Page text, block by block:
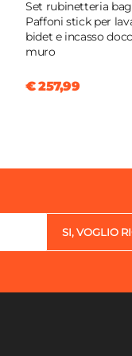
Set rubinetteria
Paffoni stick per
bidet e incasso
muro
€ 257,99
SI, VOGLIO